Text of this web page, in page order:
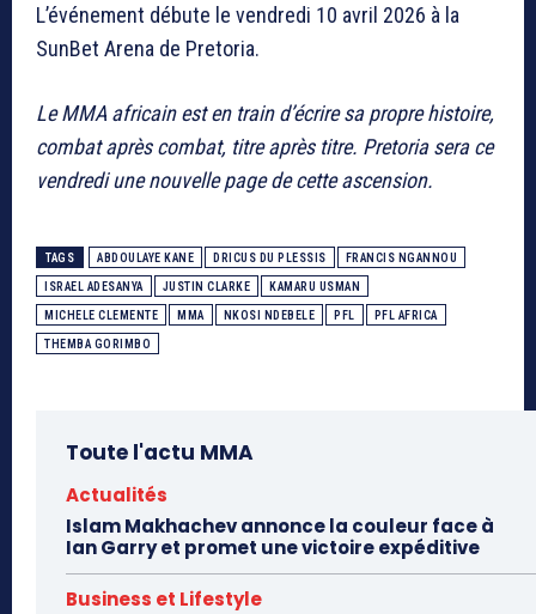
L’événement débute le vendredi 10 avril 2026 à la
SunBet Arena de Pretoria.
Le MMA africain est en train d’écrire sa propre histoire,
combat après combat, titre après titre. Pretoria sera ce
vendredi une nouvelle page de cette ascension.
TAGS ABDOULAYE KANE DRICUS DU PLESSIS FRANCIS NGANNOU
ISRAEL ADESANYA JUSTIN CLARKE KAMARU USMAN
MICHELE CLEMENTE MMA NKOSI NDEBELE PFL PFL AFRICA
THEMBA GORIMBO
Toute l'actu MMA
Actualités
Islam Makhachev annonce la couleur face à
Ian Garry et promet une victoire expéditive
Business et Lifestyle